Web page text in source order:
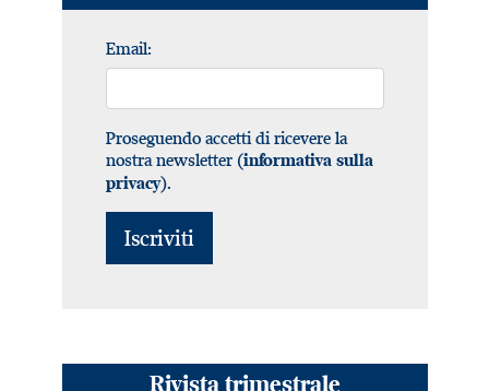
Email:
Proseguendo accetti di ricevere la
nostra newsletter (informativa sulla
privacy).
Rivista trimestrale